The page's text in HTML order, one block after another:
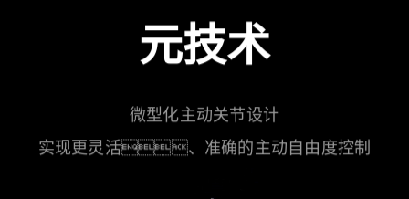
元技术
微型化主动关节设计
实现更灵活、准确的主动自由度控制